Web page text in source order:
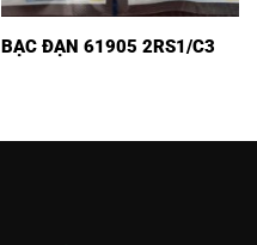
BẠC ĐẠN 61905 2RS1/C3